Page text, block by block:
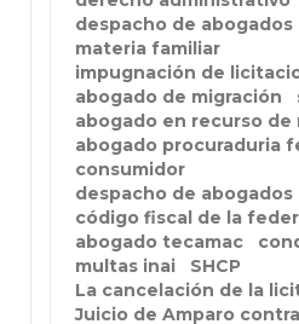
despacho de
materia familiar
impugnación de
abogado de migración
abogado en recurso de
abogado procuraduria
consumidor
despacho de
código fiscal de la
abogado tecamac
multas inai
SHCP
La cancelación de la
Juicio de Amparo